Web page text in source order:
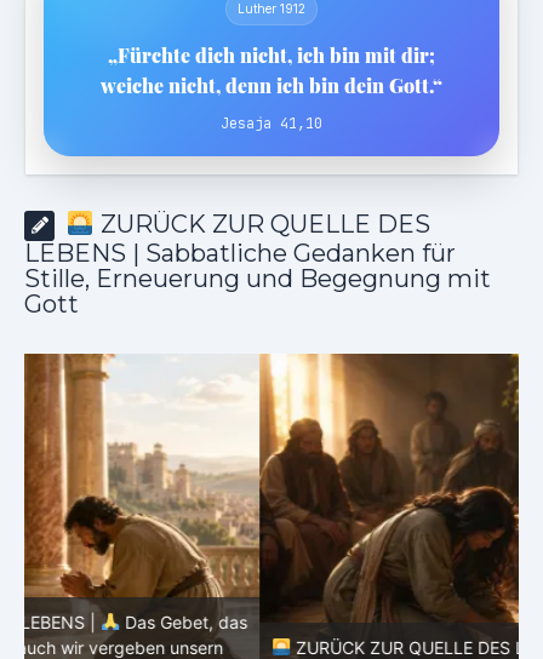
Luther 1912
„Fürchte dich nicht, ich bin mit dir;
weiche nicht, denn ich bin dein Gott.“
Jesaja 41,10
ZURÜCK ZUR QUELLE DES
LEBENS | Sabbatliche Gedanken für
Stille, Erneuerung und Begegnung mit
Gott
ZURÜCK ZUR QUELLE DES LEBENS |
Das Gebet, das